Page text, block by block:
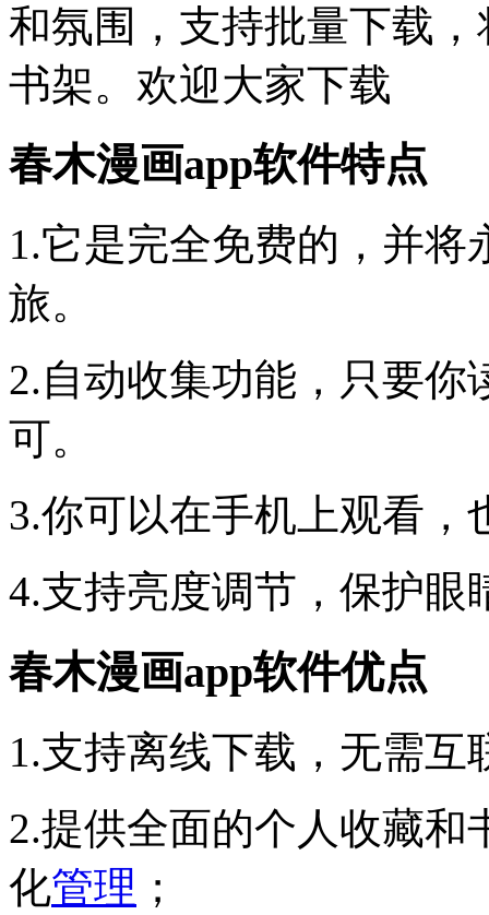
和氛围，支持批量下载
书架。欢迎大家下载
春木漫画app软件特点
1.它是完全免费的，并
旅。
2.自动收集功能，只要你
可。
3.你可以在手机上观看
4.支持亮度调节，保护眼
春木漫画app软件优点
1.支持离线下载，无需互
2.提供全面的个人收藏
化管理 ；